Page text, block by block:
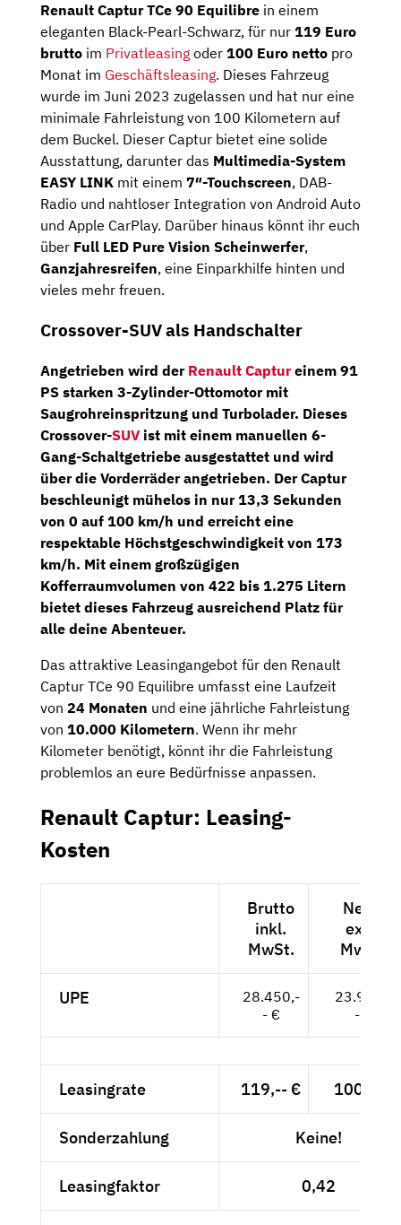
Renault Captur TCe 90 Equilibre in einem
eleganten Black-Pearl-Schwarz, für nur 119 Euro
brutto im Privatleasing oder 100 Euro netto pro
Monat im Geschäftsleasing. Dieses Fahrzeug
wurde im Juni 2023 zugelassen und hat nur eine
minimale Fahrleistung von 100 Kilometern auf
dem Buckel. Dieser Captur bietet eine solide
Ausstattung, darunter das Multimedia-System
EASY LINK mit einem 7″-Touchscreen, DAB-
Radio und nahtloser Integration von Android Auto
und Apple CarPlay. Darüber hinaus könnt ihr euch
über Full LED Pure Vision Scheinwerfer,
Ganzjahresreifen, eine Einparkhilfe hinten und
vieles mehr freuen.
Crossover-SUV als Handschalter
Angetrieben wird der Renault Captureinem 91
PS starken 3-Zylinder-Ottomotormit
Saugrohreinspritzung und Turbolader. Dieses
Crossover-SUV ist mit einem manuellen 6-
Gang-Schaltgetriebe ausgestattet und wird
über die Vorderräder angetrieben. Der Captur
beschleunigt mühelos in nur 13,3 Sekunden
von 0 auf 100 km/h und erreicht eine
respektable Höchstgeschwindigkeit von 173
km/h. Mit einem großzügigen
Kofferraumvolumen von 422 bis 1.275 Litern
bietet dieses Fahrzeug ausreichend Platz für
alle deine Abenteuer.
Das attraktive Leasingangebot für den Renault
Captur TCe 90 Equilibre umfasst eine Laufzeit
von 24 Monaten und eine jährliche Fahrleistung
von 10.000 Kilometern. Wenn ihr mehr
Kilometer benötigt, könnt ihr die Fahrleistung
problemlos an eure Bedürfnisse anpassen.
Renault Captur: Leasing-
Kosten
Brutto
inkl.
MwSt.
Netto
exkl.
MwSt.
UPE
28.450,-
- €
23.908,-
- €
Leasingrate 119,-- € 100,-- €
Sonderzahlung Keine!
Leasingfaktor 0,42